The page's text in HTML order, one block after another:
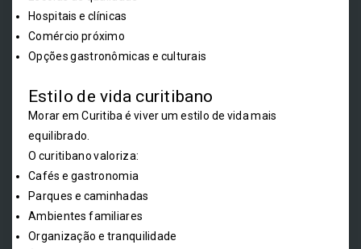
Hospitais e clínicas
Comércio próximo
Opções gastronômicas e culturais
Estilo de vida curitibano
Morar em Curitiba é viver um estilo de vida mais
equilibrado.
O curitibano valoriza:
Cafés e gastronomia
Parques e caminhadas
Ambientes familiares
Organização e tranquilidade